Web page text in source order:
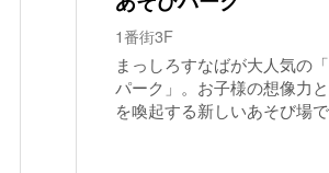
1番街3F
まっしろすなばが大人気の
パーク」。お子様の想像力
を喚起する新しいあそび場で